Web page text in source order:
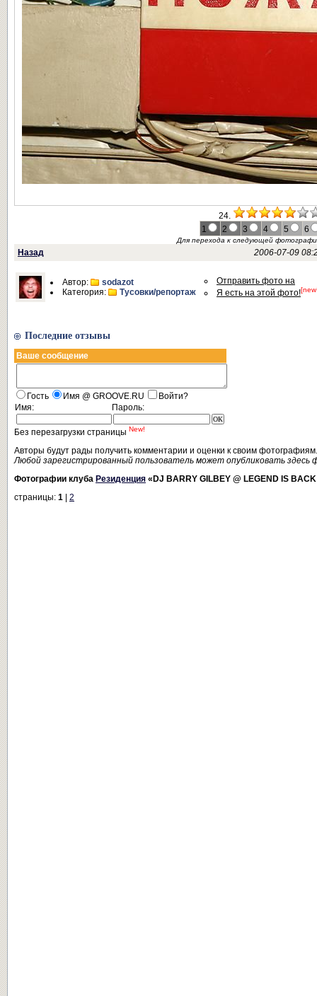
24.
1
2 3 4 5 6
Для перехода к следующей
Назад 2006-07-09
Автор:
sodazot
Категория:
Тусовки/репортаж
Отправить фото на
Я есть на этой фото!
Последние отзывы
Ваше сообщение
Гость Имя @ GROOVE.RU
Войти?
Имя:
Пароль:
Без перезагрузки страницы New!
Авторы будут рады получить комментарии и оценки к своим
Любой зарегистрированный пользователь может опубликовать здесь
Фотографии клуба Резиденция «DJ BARRY GILBEY @ LEGEND IS
страницы: 1 2